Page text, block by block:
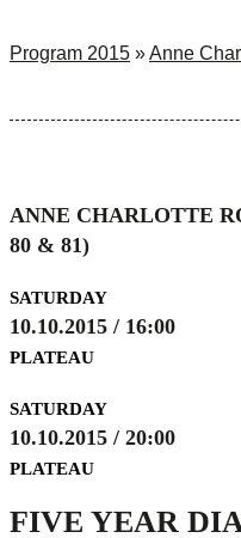
Program 2015 »Anne
ANNE CHARLOTTE
80 & 81)
SATURDAY
10.10.2015 / 16:00
PLATEAU
SATURDAY
10.10.2015 / 20:00
PLATEAU
FIVE YEAR